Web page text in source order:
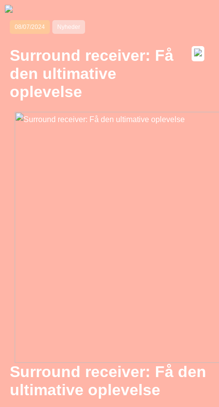
08/07/2024 Nyheder
Surround receiver: Få
den ultimative
oplevelse
Surround receiver: Få den
ultimative oplevelse